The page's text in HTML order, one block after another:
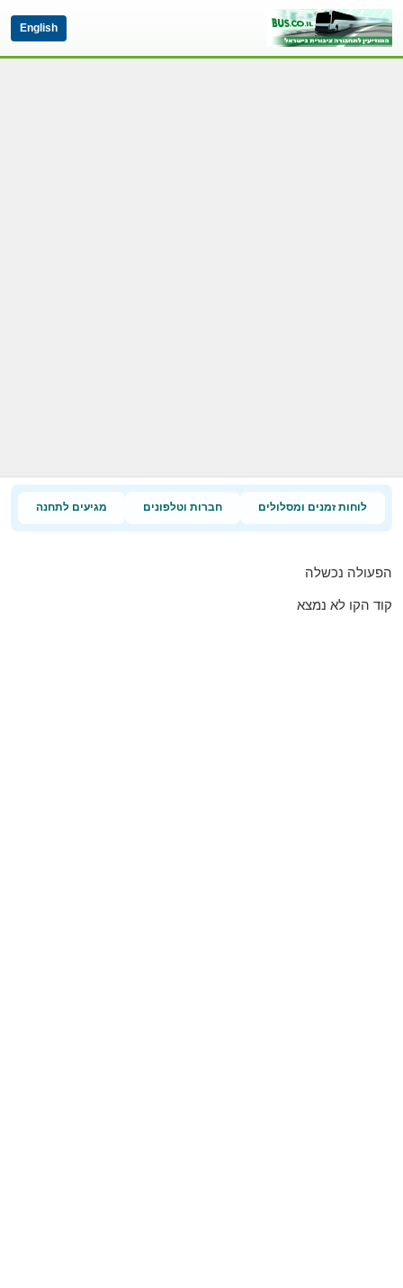
English
לוחות זמנים ומסלולים חברות וטלפונים מגיעים לתחנה
הפעולה נכשלה
קוד הקו לא נמצא